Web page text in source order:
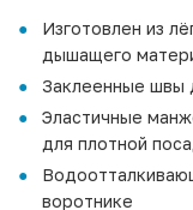
Изготовлен из
дышащего
Заклеенные швы
Эластичные
для плотной
воротнике